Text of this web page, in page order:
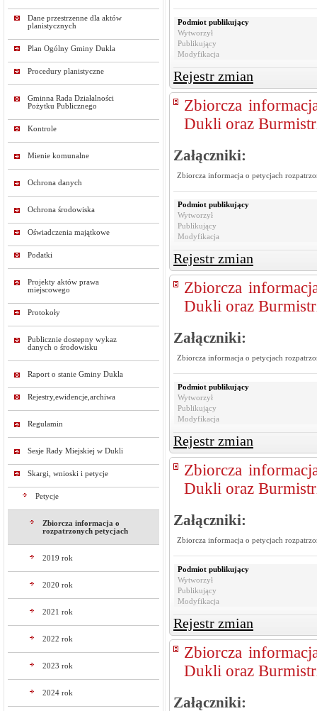
Dane przestrzenne dla aktów
planistycznych
Plan Ogólny Gminy Dukla
Procedury planistyczne
Gminna Rada Działalności
Pożytku Publicznego
Kontrole
Mienie komunalne
Ochrona danych
Ochrona środowiska
Oświadczenia majątkowe
Podatki
Projekty aktów prawa
miejscowego
Protokoły
Publicznie dostepny wykaz
danych o środowisku
Raport o stanie Gminy Dukla
Rejestry,ewidencje,archiwa
Regulamin
Sesje Rady Miejskiej w Dukli
Skargi, wnioski i petycje
Petycje
Zbiorcza informacja o
rozpatrzonych petycjach
2019 rok
2020 rok
2021 rok
2022 rok
2023 rok
2024 rok
Podmiot publikujący
Wytworzył
Publikujący
Modyfikacja
Rejestr zmian
Zbiorcza
Dukli oraz
Załączniki:
Zbiorcza informacja o petycjach
Podmiot publikujący
Wytworzył
Publikujący
Modyfikacja
Rejestr zmian
Zbiorcza
Dukli oraz
Załączniki:
Zbiorcza informacja o petycjach
Podmiot publikujący
Wytworzył
Publikujący
Modyfikacja
Rejestr zmian
Zbiorcza
Dukli oraz
Załączniki:
Zbiorcza informacja o petycjach
Podmiot publikujący
Wytworzył
Publikujący
Modyfikacja
Rejestr zmian
Zbiorcza
Dukli oraz
Załączniki: